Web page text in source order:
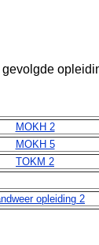
MOKH 2
MOKH 5
TOKM 2
opleiding 2